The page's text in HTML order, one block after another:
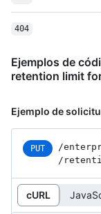
404
Ejemplos de
retention limit
Ejemplo de
PUT /
/
cURL